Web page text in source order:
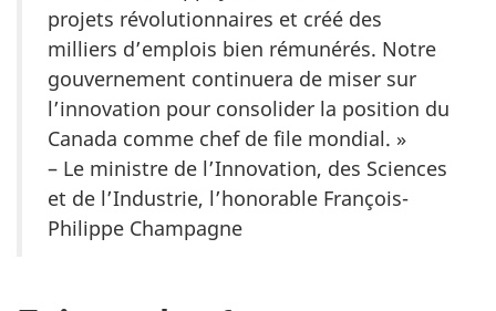
projets révolutionnaires et créé des
milliers d’emplois bien rémunérés. Notre
gouvernement continuera de miser sur
l’innovation pour consolider la position du
Canada comme chef de file mondial. »
– Le ministre de l’Innovation, des Sciences
et de l’Industrie, l’honorable François-
Philippe Champagne